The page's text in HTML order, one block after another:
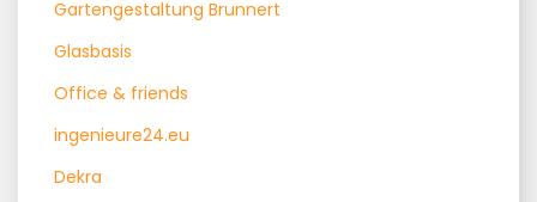
Gartengestaltung Brunnert
Glasbasis
Office & friends
ingenieure24.eu
Dekra